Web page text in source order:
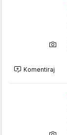
Komentiraj